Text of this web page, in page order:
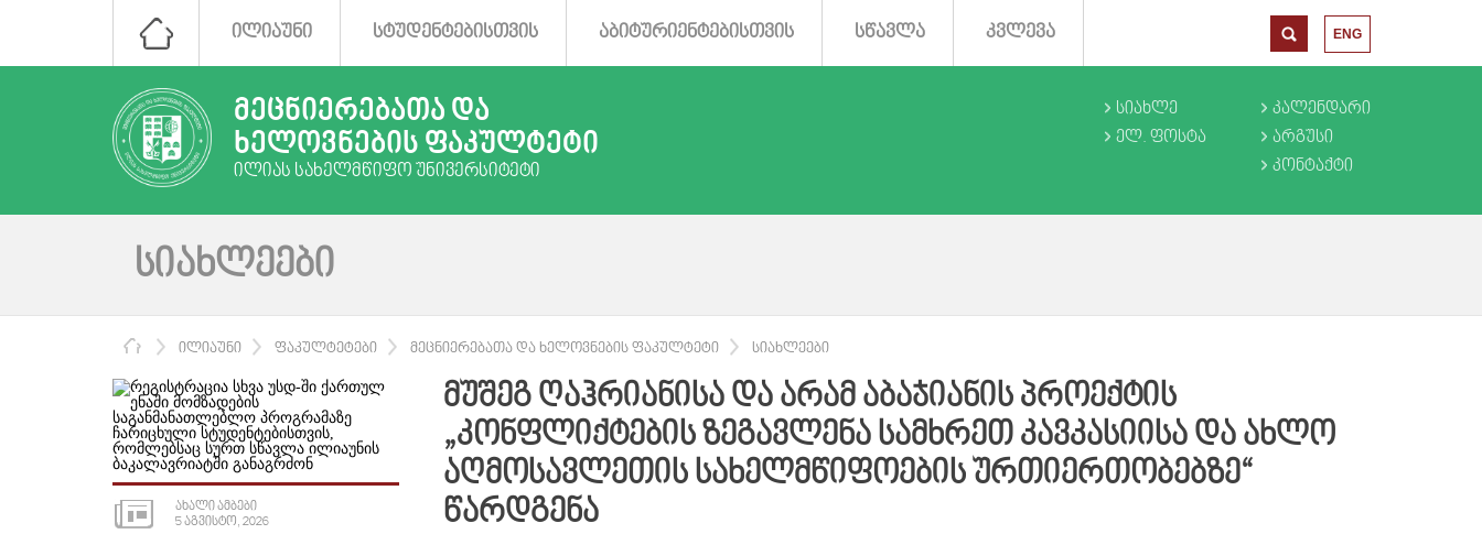
ᲘᲚᲘᲐᲣᲜᲘ ᲡᲢᲣᲓᲔᲜᲢᲔᲑᲘᲡᲗᲕᲘᲡ ᲐᲑᲘᲢᲣᲠᲘᲔᲜᲢᲔᲑᲘᲡᲗᲕᲘᲡ ᲡᲬᲐᲕᲚᲐ ᲙᲕᲚᲔᲕᲐ ENG
ᲛᲔᲪᲜᲘᲔᲠᲔᲑᲐᲗᲐ ᲓᲐ
ᲮᲔᲚᲝᲕᲜᲔᲑᲘᲡ ᲤᲐᲙᲣᲚᲢᲔᲢᲘ
ᲘᲚᲘᲐᲡ ᲡᲐᲮᲔᲚᲛᲬᲘᲤᲝ ᲣᲜᲘᲕᲔᲠᲡᲘᲢᲔᲢᲘ
ᲡᲘᲐᲮᲚᲔ
ᲔᲚ. ᲤᲝᲡᲢᲐ
ᲙᲐᲚᲔᲜᲓᲐᲠᲘ
ᲐᲠᲒᲣᲡᲘ
ᲙᲝᲜᲢᲐᲥᲢᲘ
ᲡᲘᲐᲮᲚᲔᲔᲑᲘ
ᲛᲗᲐᲕᲐᲠᲘ
ᲘᲚᲘᲐᲣᲜᲘ ᲤᲐᲙᲣᲚᲢᲔᲢᲔᲑᲘ ᲛᲔᲪᲜᲘᲔᲠᲔᲑᲐᲗᲐ ᲓᲐ ᲮᲔᲚᲝᲕᲜᲔᲑᲘᲡ ᲤᲐᲙᲣᲚᲢᲔᲢᲘ ᲡᲘᲐᲮᲚᲔᲔᲑᲘ
ᲐᲮᲐᲚᲘ ᲐᲛᲑᲔᲑᲘ
5 ᲐᲒᲕᲘᲡᲢᲝ, 2026
ᲛᲣᲨᲔᲒ ᲦᲐᲰᲠᲘᲐᲜᲘᲡᲐ ᲓᲐ ᲐᲠᲐᲛ ᲐᲑᲐᲯᲘᲐᲜᲘᲡ ᲞᲠᲝᲔᲥᲢᲘᲡ
„ᲙᲝᲜᲤᲚᲘᲥᲢᲔᲑᲘᲡ ᲖᲔᲒᲐᲕᲚᲔᲜᲐ ᲡᲐᲛᲮᲠᲔᲗ ᲙᲐᲕᲙᲐᲡᲘᲘᲡᲐ ᲓᲐ ᲐᲮᲚᲝ
ᲐᲦᲛᲝᲡᲐᲕᲚᲔᲗᲘᲡ ᲡᲐᲮᲔᲚᲛᲬᲘᲤᲝᲔᲑᲘᲡ ᲣᲠᲗᲘᲔᲠᲗᲝᲑᲔᲑᲖᲔ“
ᲬᲐᲠᲓᲒᲔᲜᲐ